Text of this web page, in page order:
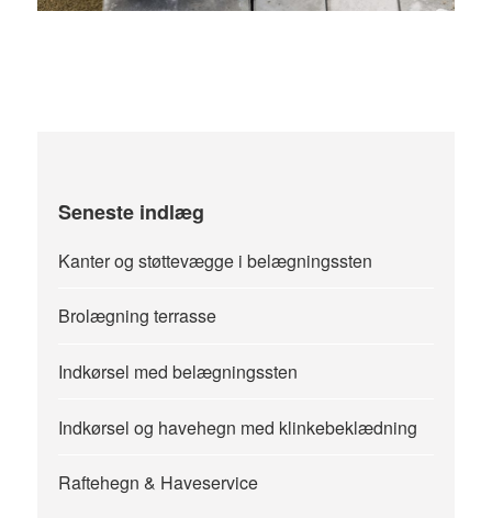
Seneste indlæg
Kanter og støttevægge i belægningssten
Brolægning terrasse
Indkørsel med belægningssten
Indkørsel og havehegn med klinkebeklædning
Raftehegn & Haveservice